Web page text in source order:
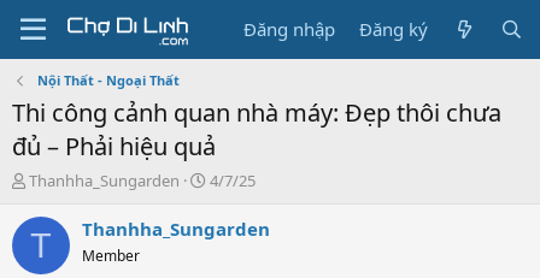
Đăng nhập Đăng ký
Nội Thất - Ngoại Thất
Thi công cảnh quan nhà máy: Đẹp thôi chưa
đủ – Phải hiệu quả
T
r
e
a
Thanhha_Sungarden
N
à
y
4/7/25
T Thanhha_Sungarden
Member